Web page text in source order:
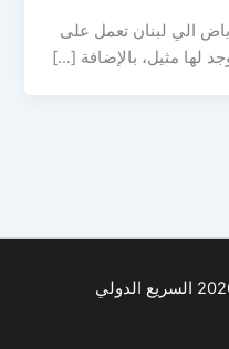
الي لبنان تعمل على
لها مثيل، بالإضافة […]